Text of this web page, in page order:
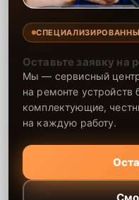
Оставьте заявку на
Мы — сервисный
на ремонте устройств
комплектующие,
на каждую работу.